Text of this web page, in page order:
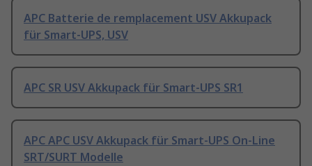
APC Batterie de remplacement USV Akkupack
für Smart-UPS, USV
APC SR USV Akkupack für Smart-UPS SR1
APC APC USV Akkupack für Smart-UPS On-Line
SRT/SURT Modelle